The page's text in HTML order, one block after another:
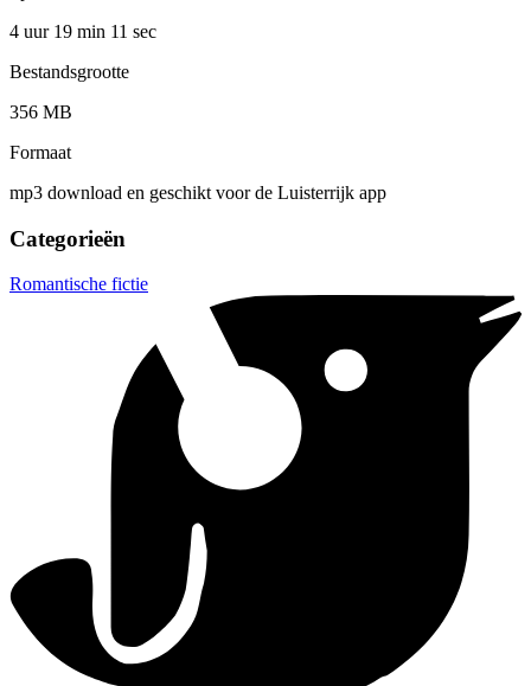
4 uur 19 min 11 sec
Bestandsgrootte
356 MB
Formaat
mp3 download en geschikt voor de Luisterrijk app
Categorieën
Romantische fictie